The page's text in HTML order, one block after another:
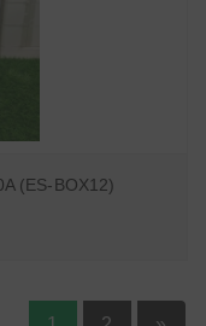
(ES-BOX12)